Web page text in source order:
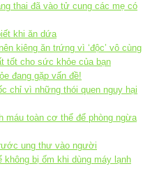
thai đã vào tử cung các mẹ có
khi ăn dứa
kiêng ăn trứng vì ‘độc’ vô cùng
tốt cho sức khỏe của bạn
đang gặp vấn đề!
chỉ vì những thói quen nguy hại
máu toàn cơ thể để phòng ngừa
ung thư vào người
không bị ốm khi dùng máy lạnh